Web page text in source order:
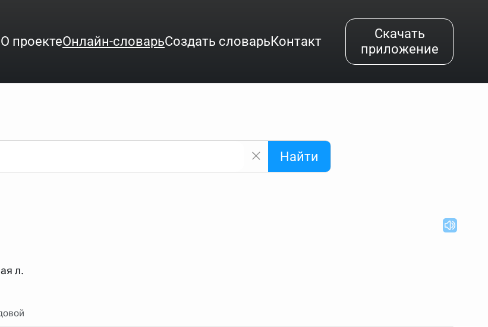
О проектеОнлайн-словарьСоздать словарьКонтакт
Скачать
приложение
Система автоматически подберёт варианты по начальным буквам и покажет их во всплывающем меню.
букву можно заменить подстановочным знаком звёздочкой (*), а несколько неизвестных букв —
слов в запросе. Например, если написать в строке запроса "Пушкин поэт" и нажать "Найти", выведутся
Например, в кроссворде есть слово "***м***ов", в задании "русский поэт 19 века". Пишем в Reword первым
вниз за прямоугольник слева от названия словаря. Также можно выключать ненужные словари.
Найти
л.